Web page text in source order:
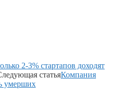
2-3% стартапов доходят
статьяКомпания
умерших